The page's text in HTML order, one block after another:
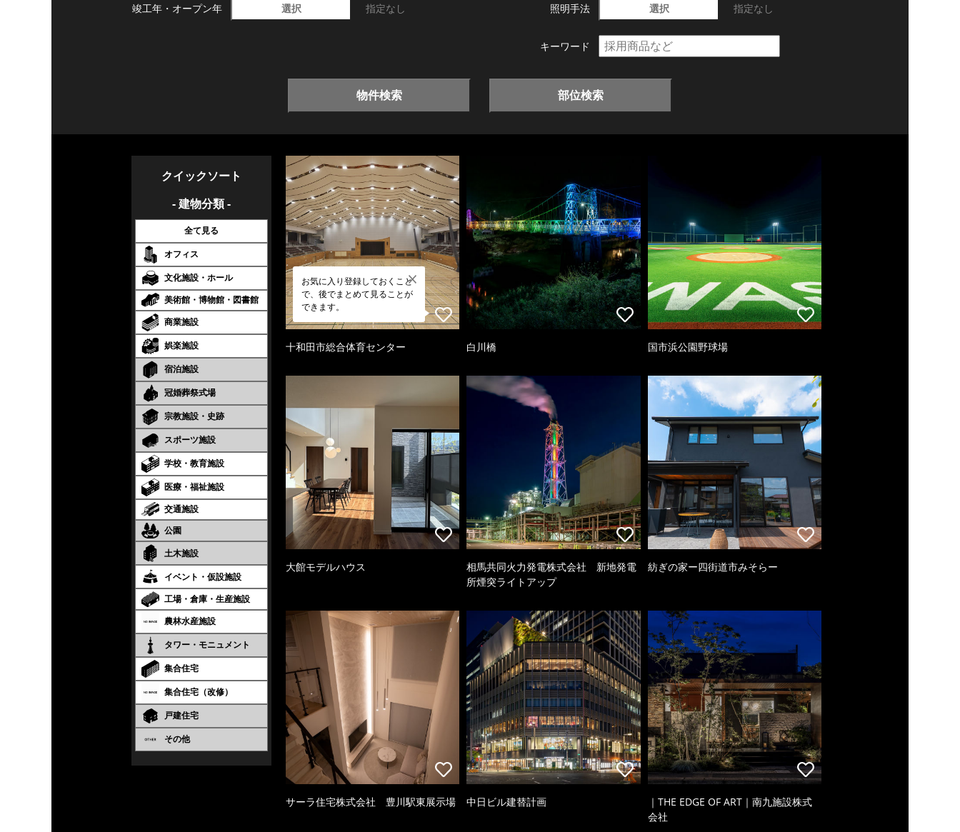
竣工年・ オープン年 選択 指定なし 照明手法 選択 指定なし
キーワード
物件検索 部位検索
クイックソート
- 建物分類 -
全て見る
オフィス
文化施設・ホール
美術館・博物館・図書館
商業施設
娯楽施設
宿泊施設
冠婚葬祭式場
宗教施設・史跡
スポーツ施設
学校・教育施設
医療・福祉施設
交通施設
公園
土木施設
イベント・仮設施設
工場・倉庫・生産施設
農林水産施設
タワー・モニュメント
集合住宅
集合住宅（改修）
戸建住宅
その他
お気に入り登録しておくこと
で、後でまとめて見ることが
できます。
十和田市総合体育センター 白川橋 国市浜公園野球場
大館モデルハウス
相馬共同火力発電株式会社 新地発電
所煙突ライトアップ
紡ぎの家ー四街道市みそらー
サーラ住宅株式会社 豊川駅東展示場 中日ビル建替計画
｜THE EDGE OF ART｜南九施設株式
会社